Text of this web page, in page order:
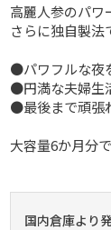
高麗人参のパワ
さらに独自製
●パワフルな夜
●円満な夫婦生
●最後まで頑張
大容量6か月分
国内倉庫より